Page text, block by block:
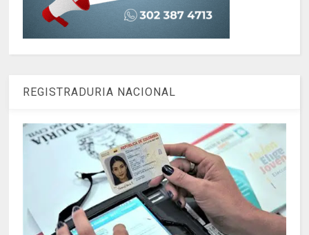
REGISTRADURIA NACIONAL